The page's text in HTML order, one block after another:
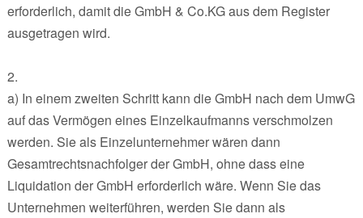
erforderlich, damit die GmbH & Co.KG aus dem Register
ausgetragen wird.
2.
a) In einem zweiten Schritt kann die GmbH nach dem UmwG
auf das Vermögen eines Einzelkaufmanns verschmolzen
werden. Sie als Einzelunternehmer wären dann
Gesamtrechtsnachfolger der GmbH, ohne dass eine
Liquidation der GmbH erforderlich wäre. Wenn Sie das
Unternehmen weiterführen, werden Sie dann als